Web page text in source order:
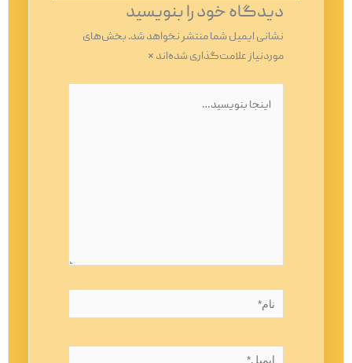
دیدگاه‌ خود را بنویسید
نشانی ایمیل شما منتشر نخواهد شد.بخش‌های
موردنیاز علامت‌گذاری شده‌اند*
بنویسید…
ایمیل*